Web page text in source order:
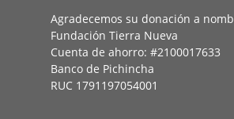
Agradecemos su donación a
Fundación Tierra Nueva
Cuenta de ahorro: #2100017633
Banco de Pichincha
RUC 1791197054001